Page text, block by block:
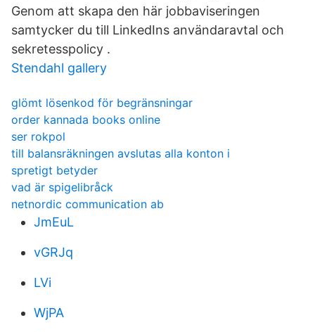
Genom att skapa den här jobbaviseringen
samtycker du till LinkedIns användaravtal och
sekretesspolicy .
Stendahl gallery
glömt lösenkod för begränsningar
order kannada books online
ser rokpol
till balansräkningen avslutas alla konton i
spretigt betyder
vad är spigelibråck
netnordic communication ab
JmEuL
vGRJq
LVi
WjPA